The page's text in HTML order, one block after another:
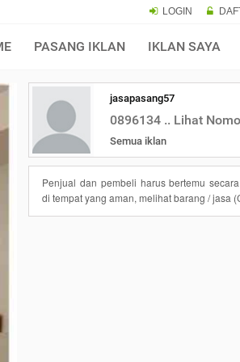
LOGIN
PASANG IKLAN IKLAN SAYA
jasapasang57
0896134 .. Lihat
Semua iklan
Penjual dan pembeli harus bertemu
di tempat yang aman, melihat barang / jasa